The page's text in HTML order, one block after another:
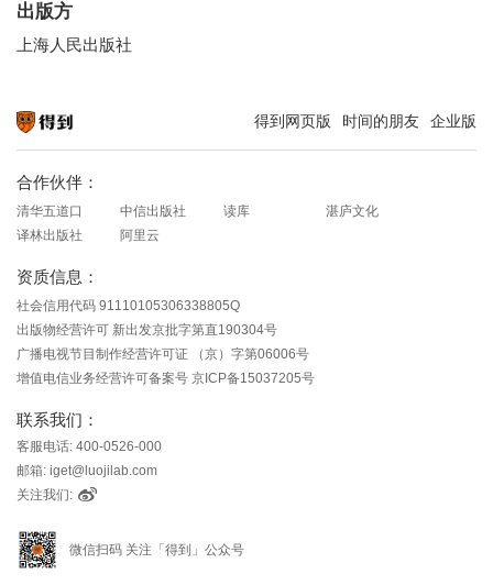
出版方
上海人民出版社
得到网页版 时间的朋友 企业版
合作伙伴：
清华五道口 中信出版社 读库
湛庐文化
译林出版社
阿里云
资质信息：
社会信用代码 91110105306338805Q
出版物经营许可 新出发京批字第直190304号
广播电视节目制作经营许可证 （京）字第06006号
增值电信业务经营许可备案号 京ICP备15037205号
联系我们：
客服电话: 400-0526-000
邮箱: iget@luojilab.com
关注我们:
微信扫码 关注「得到」公众号